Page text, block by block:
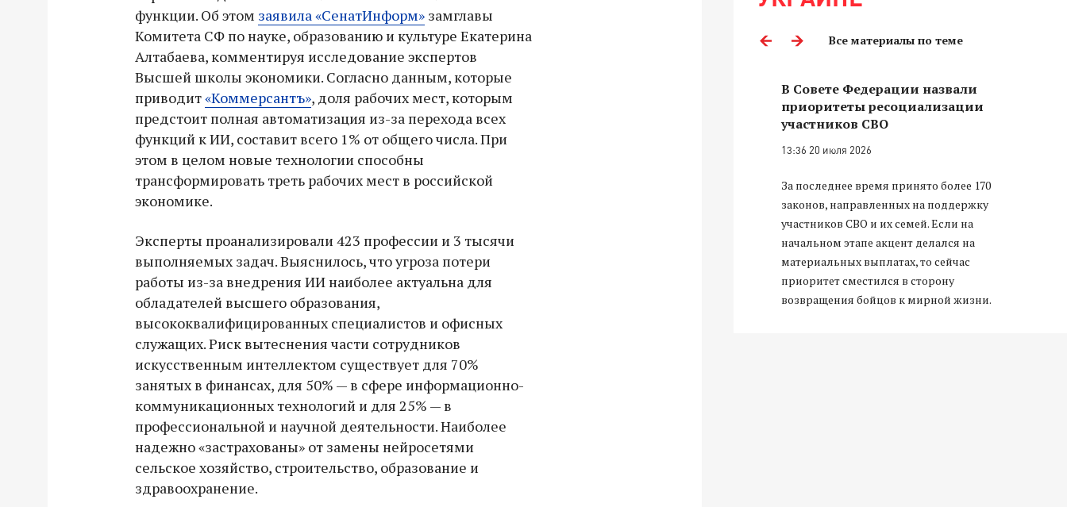
функции. Об этом заявила «СенатИнформ» замглавы
Комитета СФ по науке, образованию и культуре Екатерина
Алтабаева, комментируя исследование экспертов
Высшей школы экономики. Согласно данным, которые
приводит«Коммерсантъ», доля рабочих мест, которым
предстоит полная автоматизация из-за перехода всех
функций к ИИ, составит всего 1% от общего числа. При
этом в целом новые технологии способны
трансформировать треть рабочих мест в российской
экономике.
Эксперты проанализировали 423 профессии и 3 тысячи
выполняемых задач. Выяснилось, что угроза потери
работы из-за внедрения ИИ наиболее актуальна для
обладателей высшего образования,
высококвалифицированных специалистов и офисных
служащих. Риск вытеснения части сотрудников
искусственным интеллектом существует для 70%
занятых в финансах, для 50% — в сфере информационно-
коммуникационных технологий и для 25% — в
профессиональной и научной деятельности. Наиболее
надежно «застрахованы» от замены нейросетями
сельское хозяйство, строительство, образование и
здравоохранение.
Все материалы по теме
Владимир Якушев передал бойцам
СВО дроны и технику связи
18:30 10 сентября 2025
для бойцов СВО с самого начала
В Совете Федерации назвали
приоритеты ресоциализации
участников СВО
13:36 20 июля 2026
За последнее время принято более 170
законов, направленных на поддержку
участников СВО и их семей. Если на
начальном этапе акцент делался на
материальных выплатах, то сейчас
приоритет сместился в сторону
возвращения бойцов к мирной жизни.